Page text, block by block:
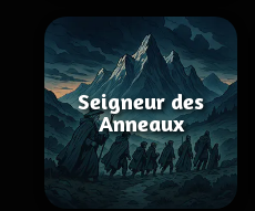
Seigneur des
Anneaux